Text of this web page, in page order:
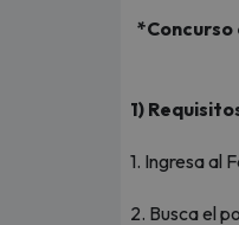
*Concurso
1)
1. Ingresa al
2. Busca el